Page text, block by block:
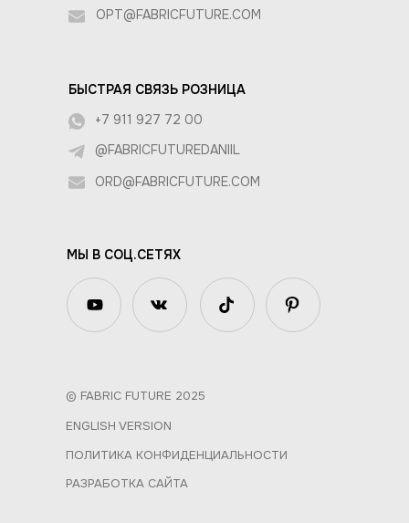
OPT@FABRICFUTURE.COM
БЫСТРАЯ СВЯЗЬ РОЗНИЦА
МЫ В СОЦ.СЕТЯХ
© FABRIC FUTURE 2025
ENGLISH VERSION
ПОЛИТИКА КОНФИДЕНЦИАЛЬНОСТИ
РАЗРАБОТКА САЙТА
+7 911 927 72 00
@FABRICFUTUREDANIIL
ORD@FABRICFUTURE.COM